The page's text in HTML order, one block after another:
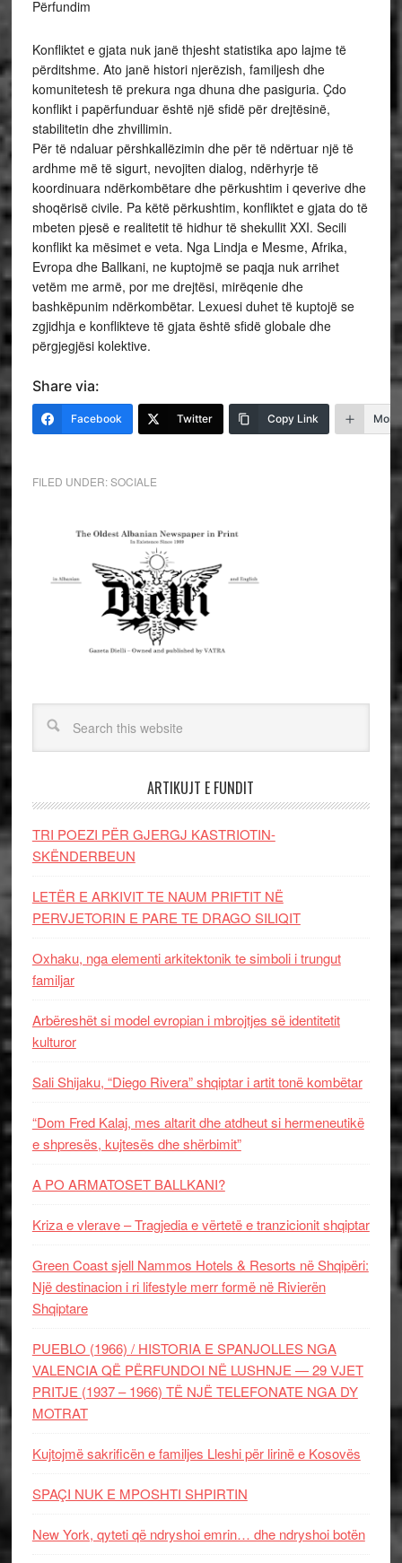
Përfundim
Konfliktet e gjata nuk janë thjesht statistika apo lajme të
përditshme. Ato janë histori njerëzish, familjesh dhe
komunitetesh të prekura nga dhuna dhe pasiguria. Çdo
konflikt i papërfunduar është një sfidë për drejtësinë,
stabilitetin dhe zhvillimin.
Për të ndaluar përshkallëzimin dhe për të ndërtuar një të
ardhme më të sigurt, nevojiten dialog, ndërhyrje të
koordinuara ndërkombëtare dhe përkushtim i qeverive dhe
shoqërisë civile. Pa këtë përkushtim, konfliktet e gjata do të
mbeten pjesë e realitetit të hidhur të shekullit XXI. Secili
konflikt ka mësimet e veta. Nga Lindja e Mesme, Afrika,
Evropa dhe Ballkani, ne kuptojmë se paqja nuk arrihet
vetëm me armë, por me drejtësi, mirëqenie dhe
bashkëpunim ndërkombëtar. Lexuesi duhet të kuptojë se
zgjidhja e konflikteve të gjata është sfidë globale dhe
përgjegjësi kolektive.
Share via:
Facebook Twitter Copy Link More
FILED UNDER:SOCIALE
ARTIKUJT E FUNDIT
TRI POEZI PËR GJERGJ KASTRIOTIN-
SKËNDERBEUN
LETËR E ARKIVIT TE NAUM PRIFTIT NË
PERVJETORIN E PARE TE DRAGO SILIQIT
Oxhaku, nga elementi arkitektonik te simboli i trungut
familjar
Arbëreshët si model evropian i mbrojtjes së identitetit
kulturor
Sali Shijaku, “Diego Rivera” shqiptar i artit tonë kombëtar
“Dom Fred Kalaj, mes altarit dhe atdheut si hermeneutikë
e shpresës, kujtesës dhe shërbimit”
A PO ARMATOSET BALLKANI?
Kriza e vlerave – Tragjedia e vërtetë e tranzicionit shqiptar
Green Coast sjell Nammos Hotels & Resorts në Shqipëri:
Një destinacion i ri lifestyle merr formë në Rivierën
Shqiptare
PUEBLO (1966) / HISTORIA E SPANJOLLES NGA
VALENCIA QË PËRFUNDOI NË LUSHNJE — 29 VJET
PRITJE (1937 – 1966) TË NJË TELEFONATE NGA DY
MOTRAT
Kujtojmë sakrificën e familjes Lleshi për lirinë e Kosovës
SPAÇI NUK E MPOSHTI SHPIRTIN
New York, qyteti që ndryshoi emrin… dhe ndryshoi botën